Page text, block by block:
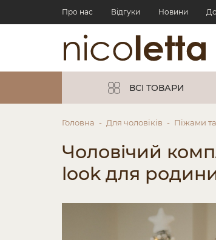
Про нас Відгуки Новини
ВСІ ТОВАРИ
Головна Для чоловіків Піжами
Чоловічий
look для